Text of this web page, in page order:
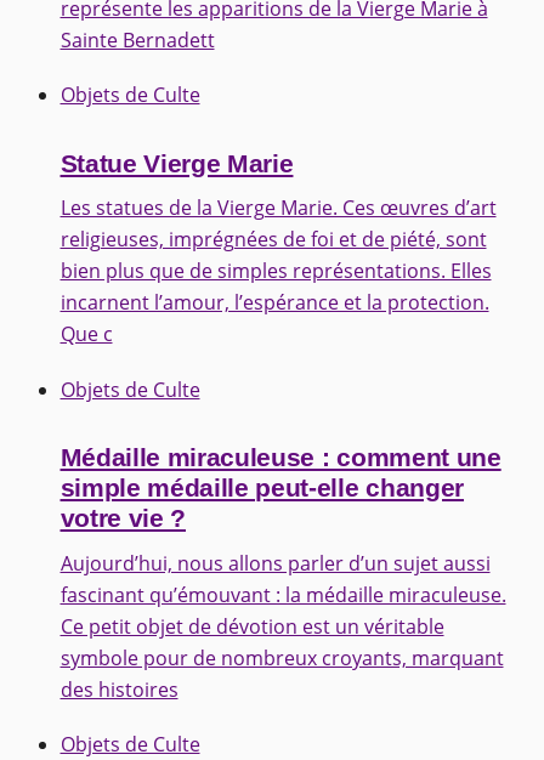
représente les apparitions de la Vierge Marie à
Sainte Bernadett
Objets de Culte
Statue Vierge Marie
Les statues de la Vierge Marie. Ces œuvres d’art
religieuses, imprégnées de foi et de piété, sont
bien plus que de simples représentations. Elles
incarnent l’amour, l’espérance et la protection.
Que c
Objets de Culte
Médaille miraculeuse : comment une
simple médaille peut-elle changer
votre vie ?
Aujourd’hui, nous allons parler d’un sujet aussi
fascinant qu’émouvant : la médaille miraculeuse.
Ce petit objet de dévotion est un véritable
symbole pour de nombreux croyants, marquant
des histoires
Objets de Culte